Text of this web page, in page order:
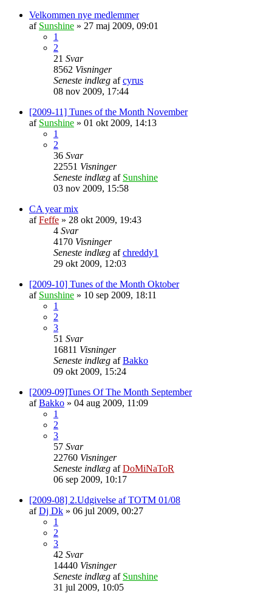
Velkommen nye medlemmer
af Sunshine » 27 maj 2009, 09:01
1
2
21 Svar
8562 Visninger
Seneste indlæg afcyrus
08 nov 2009, 17:44
[2009-11] Tunes of the Month November
af Sunshine » 01 okt 2009, 14:13
1
2
36 Svar
22551 Visninger
Seneste indlæg af Sunshine
03 nov 2009, 15:58
CA year mix
afFeffe » 28 okt 2009, 19:43
4 Svar
4170 Visninger
Seneste indlæg afchreddy1
29 okt 2009, 12:03
[2009-10] Tunes of the Month Oktober
af Sunshine » 10 sep 2009, 18:11
1
2
3
51 Svar
16811 Visninger
Seneste indlæg afBakko
09 okt 2009, 15:24
[2009-09]Tunes Of The Month September
afBakko » 04 aug 2009, 11:09
1
2
3
57 Svar
22760 Visninger
Seneste indlæg afDoMiNaToR
06 sep 2009, 10:17
[2009-08] 2.Udgivelse af TOTM 01/08
afDj Dk » 06 jul 2009, 00:27
1
2
3
42 Svar
14440 Visninger
Seneste indlæg af Sunshine
31 jul 2009, 10:05